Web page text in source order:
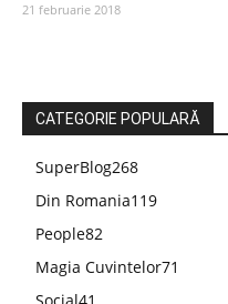
21 februarie 2018
CATEGORIE POPULARĂ
SuperBlog268
Din Romania119
People82
Magia Cuvintelor71